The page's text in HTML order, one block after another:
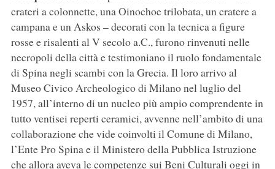
crateri a colonnette, una Oinochoe trilobata, un cratere a
campana e un Askos – decorati con la tecnica a figure
rosse e risalenti al V secolo a.C., furono rinvenuti nelle
necropoli della città e testimoniano il ruolo fondamentale
di Spina negli scambi con la Grecia. Il loro arrivo al
Museo Civico Archeologico di Milano nel luglio del
1957, all’interno di un nucleo più ampio comprendente in
tutto ventisei reperti ceramici, avvenne nell’ambito di una
collaborazione che vide coinvolti il Comune di Milano,
l’Ente Pro Spina e il Ministero della Pubblica Istruzione
che allora aveva le competenze sui Beni Culturali oggi in